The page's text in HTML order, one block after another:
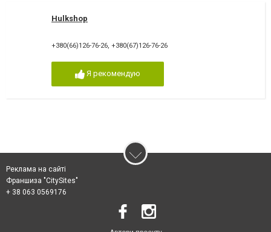
Hulkshop
+380(66)126-76-26, +380(67)126-76-26
Я рекомендую
Реклама на сайті
Франшиза "CitySites"
+ 38 063 0569176